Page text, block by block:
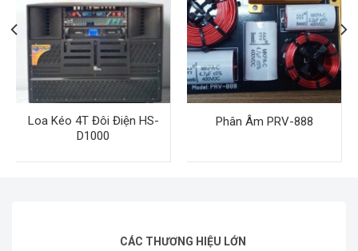
Loa Kéo 4T Đôi Điện HS-
D1000
Phân Âm PRV-888
CÁC THƯƠNG HIỆU LỚN